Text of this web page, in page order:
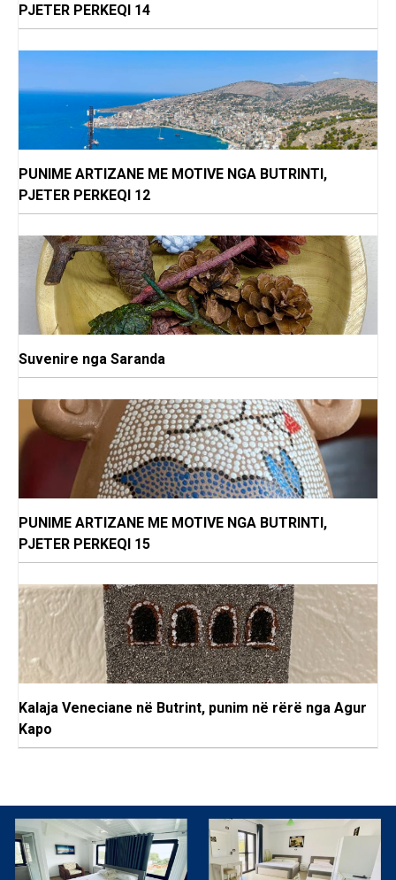
PJETER PERKEQI 14
PUNIME ARTIZANE ME MOTIVE NGA BUTRINTI,
PJETER PERKEQI 12
Suvenire nga Saranda
PUNIME ARTIZANE ME MOTIVE NGA BUTRINTI,
PJETER PERKEQI 15
Kalaja Veneciane në Butrint, punim në rërë nga Agur
Kapo